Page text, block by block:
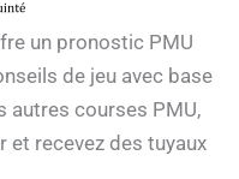
un pronostic PMU
de jeu avec base
autres courses PMU,
et recevez des tuyaux